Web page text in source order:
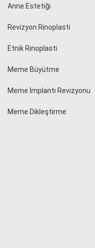
Anne Estetiği
Revizyon Rinoplasti
Etnik Rinoplasti
Meme Büyütme
Meme İmplantı Revizyonu
Meme Dikleştirme